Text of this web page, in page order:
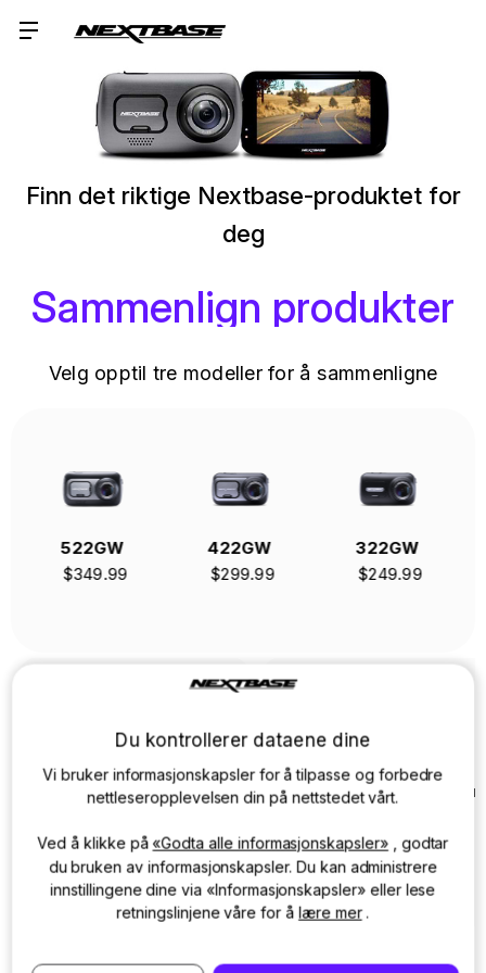
Finn det riktige Nextbase-produktet for
deg
Sammenlign produkter
Velg opptil tre modeller for å sammenligne
$349.99
422GW
$299.99
322GW
$249.99
Velg et Dash Cam ovenfor Velg et Dash Cam ovenfor
Du kontrollerer dataene dine
Vi bruker informasjonskapsler for å tilpasse og forbedre
nettleseropplevelsen din på nettstedet vårt.
Ved å klikke på «Godta alle informasjonskapsler» , godtar
du bruken av informasjonskapsler. Du kan administrere
innstillingene dine via «Informasjonskapsler» eller lese
retningslinjene våre for ålære mer.